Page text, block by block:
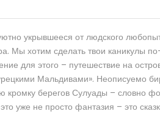
укрывшееся от людского
Мы хотим сделать твои каникулы
для этого – путешествие на
Мальдивами». Неописуемо
кромку берегов Сулуады – словно
уже не просто фантазия – это